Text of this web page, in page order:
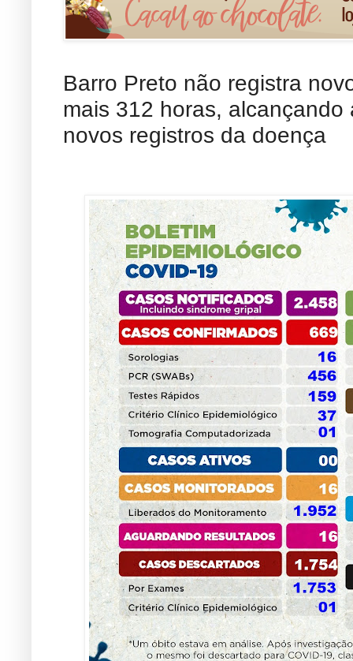
Barro Preto não registra
mais 312 horas,
novos registros da doença